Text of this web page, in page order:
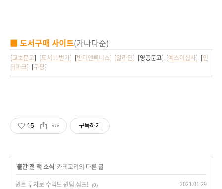
■ 도서구매 사이트(가나다순)
[교보문고] [도서11번가] [반디앤루니스] [알라딘] [영풍문고] [예스이십사] [인
터파크] [쿠팡]
15 구독하기
'출간 전 책 소식' 카테고리의 다른 글
퀀트 투자로 수익도 퀀텀 점프!
(0) 2021.01.29